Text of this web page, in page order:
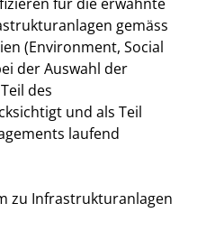
gemäss
(Environment, Social
der Auswahl der
des
und als Teil
laufend
zu Infrastrukturanlagen